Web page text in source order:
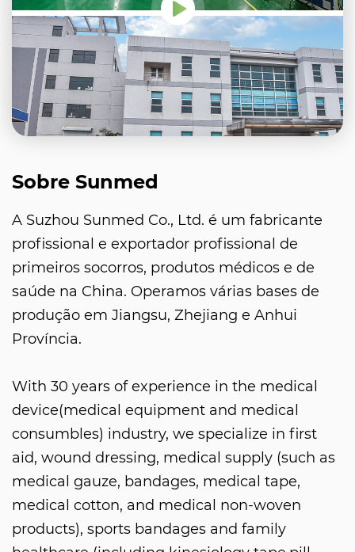
Sobre Sunmed
A Suzhou Sunmed Co., Ltd. é um fabricante
profissional e exportador profissional de
primeiros socorros, produtos médicos e de
saúde na China. Operamos várias bases de
produção em Jiangsu, Zhejiang e Anhui
Província.
With 30 years of experience in the medical
device(medical equipment and medical
consumbles) industry, we specialize in first
aid, wound dressing, medical supply (such as
medical gauze, bandages, medical tape,
medical cotton, and medical non-woven
products), sports bandages and family